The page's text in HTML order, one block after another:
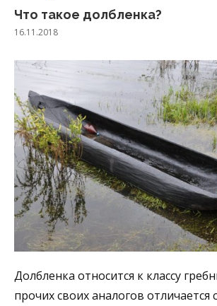
Что такое долбленка?
16.11.2018
Долбленка относится к классу
прочих своих аналогов отличается